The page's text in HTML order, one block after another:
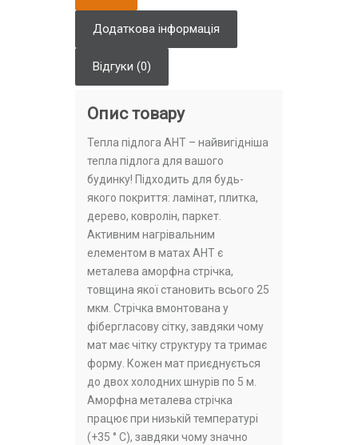
Додаткова інформація
Відгуки (0)
Опис товару
Тепла підлога AHT – найвигідніша
тепла підлога для вашого
будинку! Підходить для будь-
якого покриття: ламінат, плитка,
дерево, ковролін, паркет.
Активним нагрівальним
елементом в матах АНТ є
металева аморфна стрічка,
товщина якої становить всього 25
мкм. Стрічка вмонтована у
фібергласову сітку, завдяки чому
мат має чітку структуру та тримає
форму. Кожен мат приєднується
до двох холодних шнурів по 5 м.
Аморфна металева стрічка
працює при низькій температурі
(+35 ° С), завдяки чому значно